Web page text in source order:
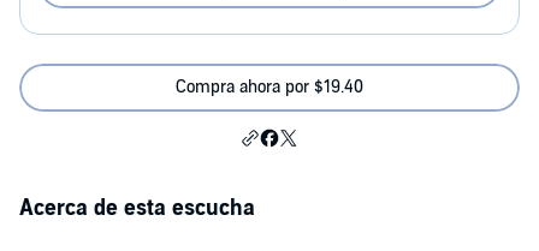
Compra ahora por $19.40
Acerca de esta escucha